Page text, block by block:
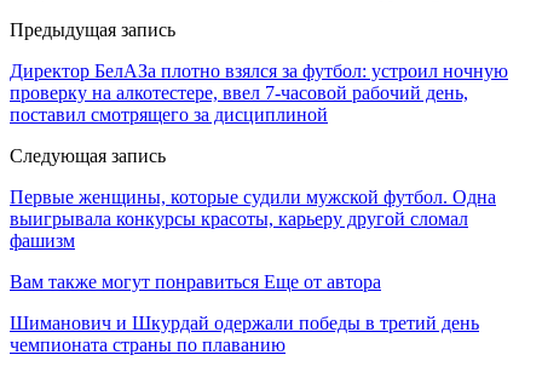
Предыдущая запись
Директор БелАЗа плотно взялся за футбол: устроил ночную
проверку на алкотестере, ввел 7-часовой рабочий день,
поставил смотрящего за дисциплиной
Следующая запись
Первые женщины, которые судили мужской футбол. Одна
выигрывала конкурсы красоты, карьеру другой сломал
фашизм
Вам также могут понравиться Еще от автора
Шиманович и Шкурдай одержали победы в третий день
чемпионата страны по плаванию